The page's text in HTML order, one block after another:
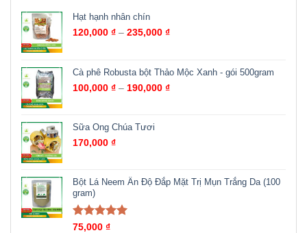
Hạt hạnh nhân chín
120,000 ₫ – 235,000 ₫
Cà phê Robusta bột Thảo Mộc Xanh - gói 500gram
100,000 ₫ – 190,000 ₫
Sữa Ong Chúa Tươi
170,000 ₫
Bột Lá Neem Ấn Độ Đắp Mặt Trị Mụn Trắng Da (100
gram)
Được xếp
75,000 ₫